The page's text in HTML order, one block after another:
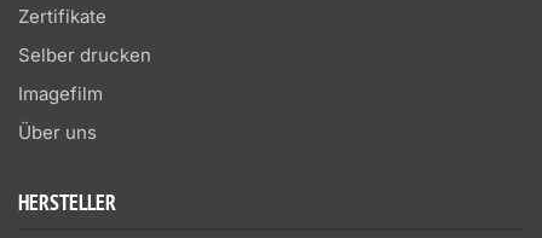
Zertifikate
Selber drucken
Imagefilm
Über uns
HERSTELLER